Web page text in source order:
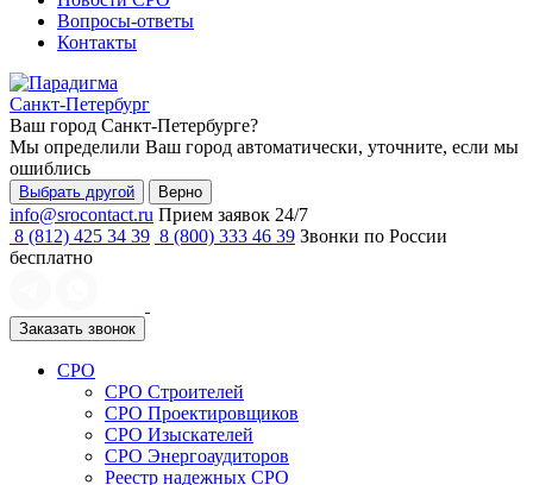
Вопросы-ответы
Контакты
Санкт-Петербург
Ваш город Санкт-Петербурге?
Мы определили Ваш город автоматически, уточните, если мы
ошиблись
Выбрать другой Верно
info@srocontact.ru Прием заявок 24/7
8 (812) 425 34 39 8 (800) 333 46 39 Звонки по России
бесплатно
Заказать звонок
СРО
СРО Строителей
СРО Проектировщиков
СРО Изыскателей
СРО Энергоаудиторов
Реестр надежных СРО